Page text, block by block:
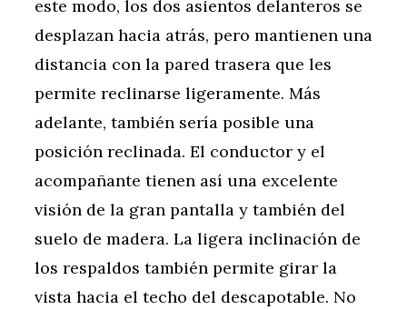
este modo, los dos asientos delanteros se
desplazan hacia atrás, pero mantienen una
distancia con la pared trasera que les
permite reclinarse ligeramente. Más
adelante, también sería posible una
posición reclinada. El conductor y el
acompañante tienen así una excelente
visión de la gran pantalla y también del
suelo de madera. La ligera inclinación de
los respaldos también permite girar la
vista hacia el techo del descapotable. No